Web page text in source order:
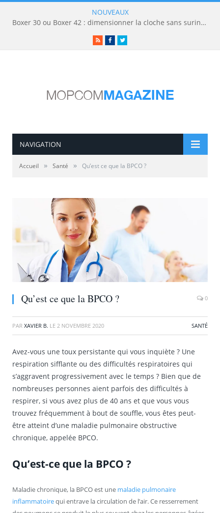
NOUVEAUX
Boxer 30 ou Boxer 42 : dimensionner la cloche sans surinvestir
RSSFacebookTwitter
NAVIGATION
Accueil » Santé » Qu’est ce que la BPCO ?
Qu’est ce que la BPCO ? 0
PAR XAVIER B. LE 2 NOVEMBRE 2020 SANTÉ
Avez-vous une toux persistante qui vous inquiète ? Une
respiration sifflante ou des difficultés respiratoires qui
s’aggravent progressivement avec le temps ? Bien que de
nombreuses personnes aient parfois des difficultés à
respirer, si vous avez plus de 40 ans et que vous vous
trouvez fréquemment à bout de souffle, vous êtes peut-
être atteint d’une maladie pulmonaire obstructive
chronique, appelée BPCO.
Qu’est-ce que la BPCO ?
Maladie chronique, la BPCO est une maladie pulmonaire
inflammatoirequi entrave la circulation de l’air. Ce resserrement